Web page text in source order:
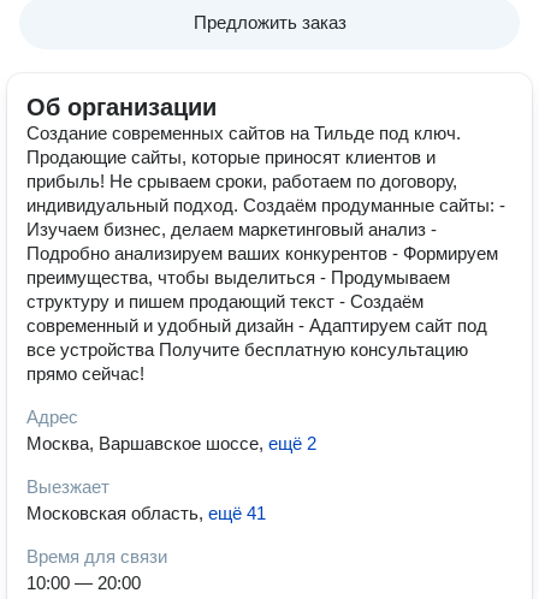
Предложить заказ
Об организации
Создание современных сайтов на Тильде под ключ.
Продающие сайты, которые приносят клиентов и
прибыль! Не срываем сроки, работаем по договору,
индивидуальный подход. Создаём продуманные сайты: -
Изучаем бизнес, делаем маркетинговый анализ -
Подробно анализируем ваших конкурентов - Формируем
преимущества, чтобы выделиться - Продумываем
структуру и пишем продающий текст - Создаём
современный и удобный дизайн - Адаптируем сайт под
все устройства Получите бесплатную консультацию
прямо сейчас!
Адрес
Москва, Варшавское шоссе, ещё 2
Выезжает
Московская область, ещё 41
Время для связи
10:00 — 20:00